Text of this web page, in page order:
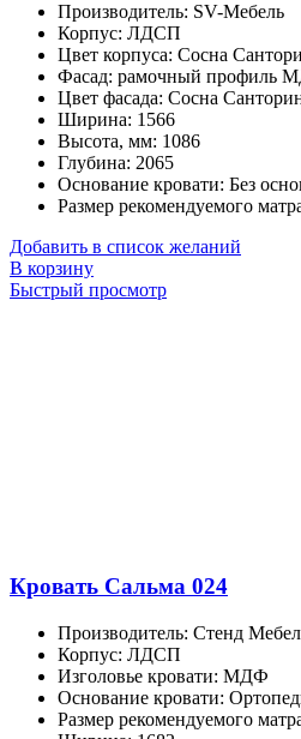
Производитель: SV-Мебель
Корпус: ЛДСП
Цвет корпуса: Сосна
Фасад: рамочный профиль
Цвет фасада: Сосна
Ширина: 1566
Высота, мм: 1086
Глубина: 2065
Основание кровати: Без
Размер рекомендуемого
Добавить в список желаний
В корзину
Быстрый просмотр
Кровать Сальма 024
Производитель: Стенд
Корпус: ЛДСП
Изголовье кровати: МДФ
Основание кровати:
Размер рекомендуемого